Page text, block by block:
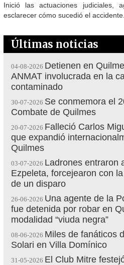
Inició las actuaciones judiciales,
esclarecer cómo sucedió el accidente.
Últimas noticias
04-08-2026 Detienen en
ANMAT involucrada en la
contaminado
30-07-2026 Se conmemora el
Combate de Quilmes
20-07-2026 Falleció Carlos
que expandió
Quilmes
03-07-2026 Ladrones entraron
Ezpeleta, forcejearon con
de un disparo
26-06-2026 Una agente de la
fue detenida por robar en
modalidad “viuda negra”
08-06-2026 Miles de fanáticos
Solari en Villa Domínico
31-05-2026 El Club Mitre